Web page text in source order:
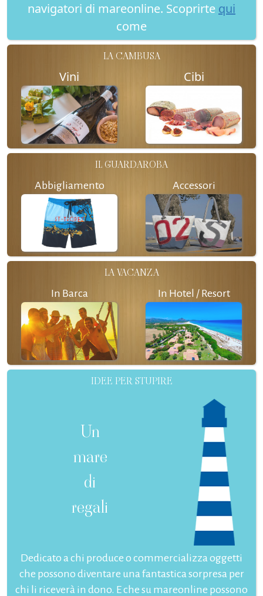
navigatori di mareonline. Scoprirte qui
come
LA CAMBUSA
Vini Cibi
IL GUARDAROBA
Abbigliamento Accessori
LA VACANZA
In Barca In Hotel / Resort
IDEE PER STUPIRE
Un
mare
di
regali
Dedicato a chi produce o commercializza oggetti
che possono diventare una fantastica sorpresa per
chi li riceverà in dono. E che su mareonline possono